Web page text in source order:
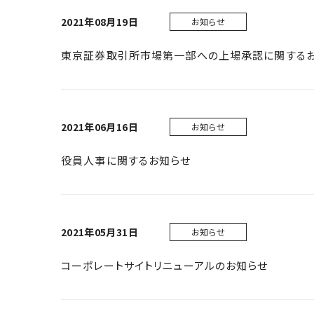
2021年08月19日 お知らせ
東京証券取引所市場第一部への上場承認に関する
2021年06月16日 お知らせ
役員人事に関するお知らせ
2021年05月31日 お知らせ
コーポレートサイトリニューアルのお知らせ